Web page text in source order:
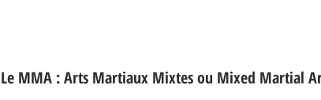
Le MMA : Arts Martiaux Mixtes ou Mixed Martial